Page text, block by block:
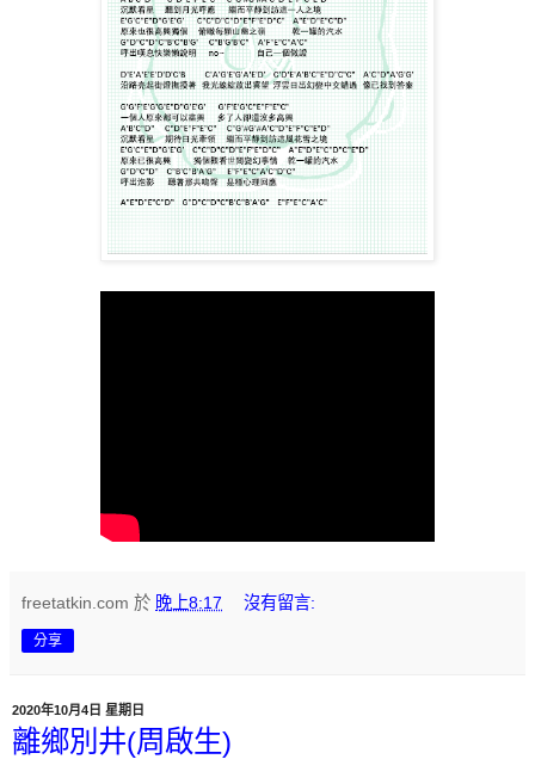
freetatkin.com 於 晚上8:17 沒有留言:
分享
2020年10月4日 星期日
離鄉別井(周啟生)